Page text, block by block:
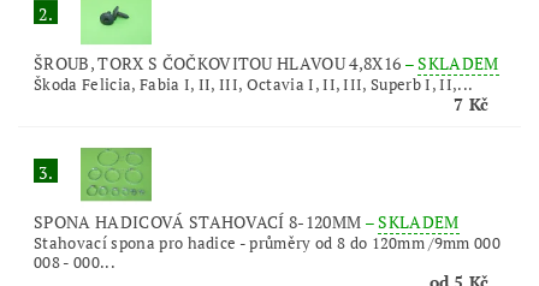
2.
ŠROUB, TORX S ČOČKOVITOU HLAVOU 4,8X16 –SKLADEM
Škoda Felicia, Fabia I, II, III, Octavia I, II, III, Superb I, II,...
7 Kč
3.
SPONA HADICOVÁ STAHOVACÍ 8-120MM –SKLADEM
Stahovací spona pro hadice - průměry od 8 do 120mm /9mm 000
008 - 000...
od 5 Kč